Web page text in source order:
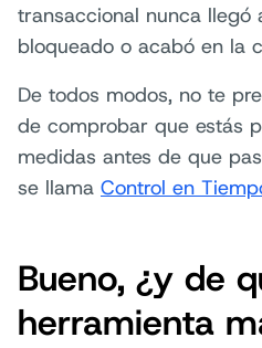
transaccional nunca llegó
bloqueado o acabó en la
De todos modos, no te
de comprobar que estás
medidas antes de que
se llama Control en
Bueno, ¿y de
herramienta